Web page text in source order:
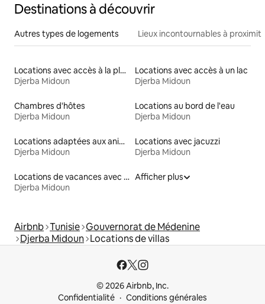
Destinations à découvrir
Autres types de logements Lieux incontournables à
Locations avec accès à la plage
Djerba Midoun
Locations avec accès à un lac
Djerba Midoun
Chambres d'hôtes
Djerba Midoun
Locations au bord de l'eau
Djerba Midoun
Locations adaptées aux animaux
Djerba Midoun
Locations avec jacuzzi
Djerba Midoun
Locations de vacances avec piscine
Djerba Midoun
Afficher plus
Airbnb Tunisie Gouvernorat de Médenine
Djerba Midoun Locations de villas
© 2026 Airbnb, Inc.
Confidentialité
Conditions générales